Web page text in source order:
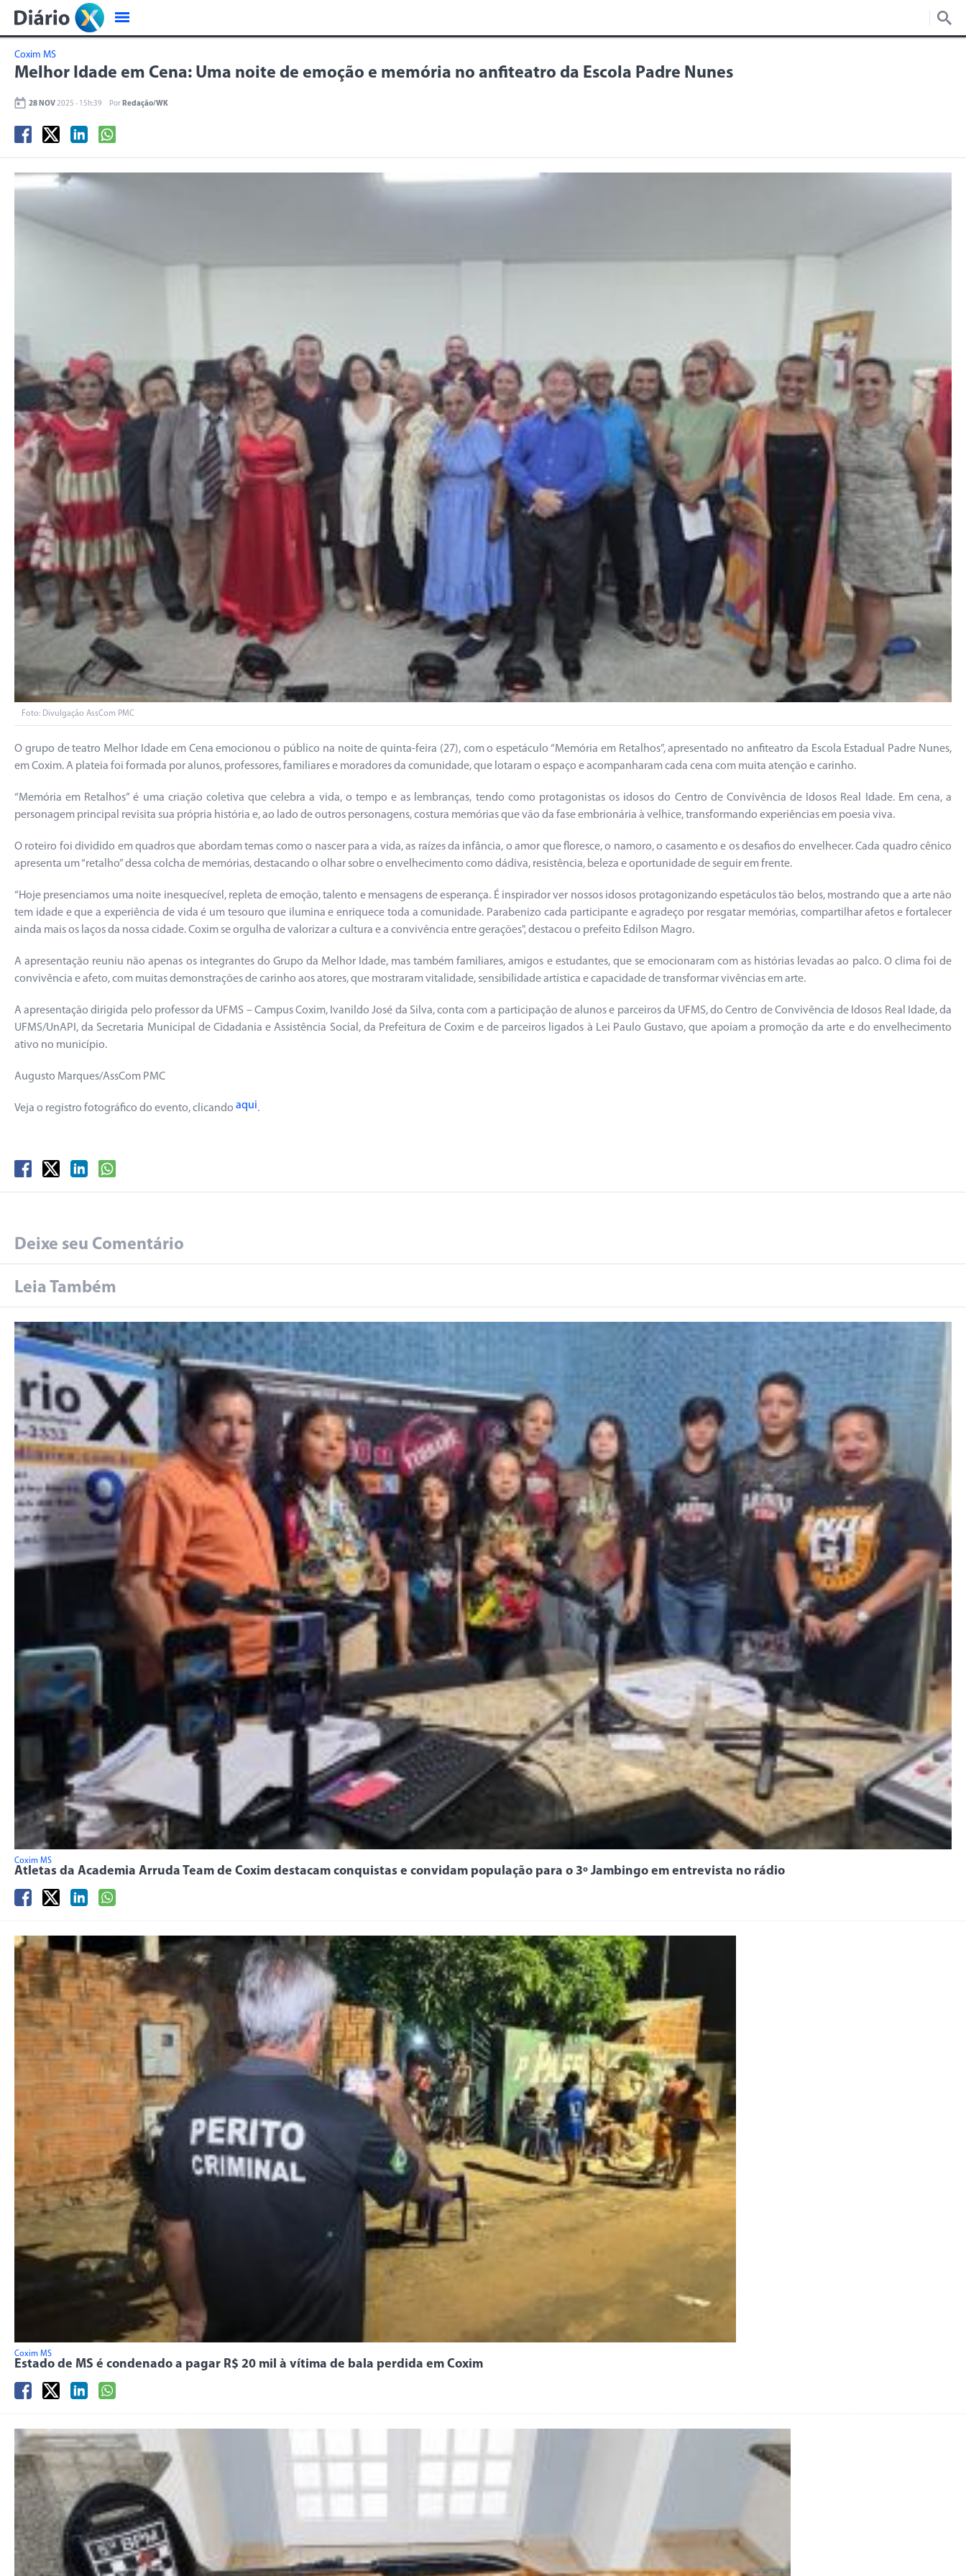
Coxim MS
Melhor Idade em Cena: Uma noite de emoção e memória no anfiteatro da Escola Padre Nunes
28 NOV2025 - 15h:39 Por Redação/WK
Foto: Divulgação AssCom PMC
O grupo de teatro Melhor Idade em Cena emocionou o público na noite de quinta-feira (27), com o espetáculo “Memória em Retalhos”, apresentado no anfiteatro da Escola Estadual Padre Nunes,
em Coxim. A plateia foi formada por alunos, professores, familiares e moradores da comunidade, que lotaram o espaço e acompanharam cada cena com muita atenção e carinho.
“Memória em Retalhos” é uma criação coletiva que celebra a vida, o tempo e as lembranças, tendo como protagonistas os idosos do Centro de Convivência de Idosos Real Idade. Em cena, a
personagem principal revisita sua própria história e, ao lado de outros personagens, costura memórias que vão da fase embrionária à velhice, transformando experiências em poesia viva.
O roteiro foi dividido em quadros que abordam temas como o nascer para a vida, as raízes da infância, o amor que floresce, o namoro, o casamento e os desafios do envelhecer. Cada quadro cênico
apresenta um “retalho” dessa colcha de memórias, destacando o olhar sobre o envelhecimento como dádiva, resistência, beleza e oportunidade de seguir em frente.
“Hoje presenciamos uma noite inesquecível, repleta de emoção, talento e mensagens de esperança. É inspirador ver nossos idosos protagonizando espetáculos tão belos, mostrando que a arte não
tem idade e que a experiência de vida é um tesouro que ilumina e enriquece toda a comunidade. Parabenizo cada participante e agradeço por resgatar memórias, compartilhar afetos e fortalecer
ainda mais os laços da nossa cidade. Coxim se orgulha de valorizar a cultura e a convivência entre gerações", destacou o prefeito Edilson Magro.
A apresentação reuniu não apenas os integrantes do Grupo da Melhor Idade, mas também familiares, amigos e estudantes, que se emocionaram com as histórias levadas ao palco. O clima foi de
convivência e afeto, com muitas demonstrações de carinho aos atores, que mostraram vitalidade, sensibilidade artística e capacidade de transformar vivências em arte.
A apresentação dirigida pelo professor da UFMS – Campus Coxim, Ivanildo José da Silva, conta com a participação de alunos e parceiros da UFMS, do Centro de Convivência de Idosos Real Idade, da
UFMS/UnAPI, da Secretaria Municipal de Cidadania e Assistência Social, da Prefeitura de Coxim e de parceiros ligados à Lei Paulo Gustavo, que apoiam a promoção da arte e do envelhecimento
ativo no município.
Augusto Marques/AssCom PMC
Veja o registro fotográfico do evento, clicando aqui.
Deixe seu Comentário
Leia Também
Coxim MS
Atletas da Academia Arruda Team de Coxim destacam conquistas e convidam população para o 3º Jambingo em entrevista no rádio
Coxim MS
Estado de MS é condenado a pagar R$ 20 mil à vítima de bala perdida em Coxim